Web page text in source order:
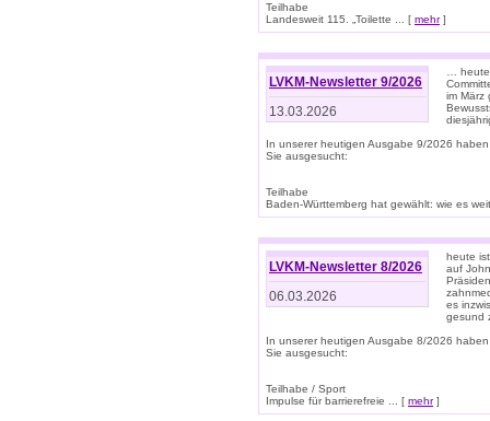
Teilhabe
Landesweit 115. „Toilette ... [ mehr]
LVKM-Newsletter 9/2026
13.03.2026
…
im März
In unserer heutigen Ausgabe 9/2026
Sie ausgesucht:
Teilhabe
Baden-Württemberg hat gewählt: wie es
LVKM-Newsletter 8/2026
06.03.2026
heute
auf
es
gesund
In unserer heutigen Ausgabe 8/2026
Sie ausgesucht:
Teilhabe / Sport
Impulse für barrierefreie ... [ mehr]